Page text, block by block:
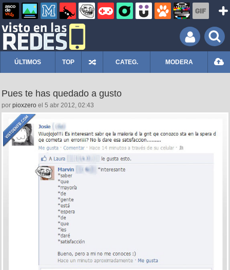
ÚLTIMOS TOP CATEG. MODERA
Pues te has quedado a gusto
por pioxzero el 5 abr 2012, 02:43